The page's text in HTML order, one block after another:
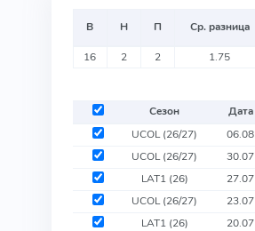
В Н П Ср. разница
16 2 2 1.75
Сезон Дата
UCOL(26/27) 06.08
UCOL(26/27) 30.07
LAT1 (26) 27.07
UCOL(26/27) 23.07
LAT1 (26) 20.07